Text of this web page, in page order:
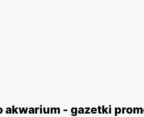
akwarium - gazetki